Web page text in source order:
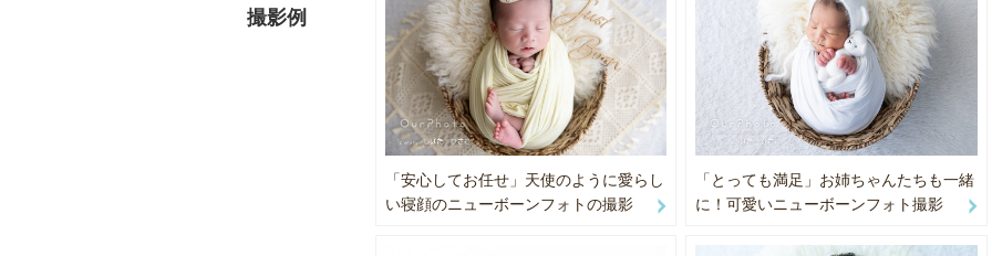
Q3.こちらで用意するものはありますか。
A3.背景やおくるみ、小物（クラウン・ヘッドアクセ・ぬいぐるみ・ウールレター
ちらで用意させていただきます。
また何かご用意いただいたものとの撮影もさせていただております。
2時間枠でご予約いただければ、かごや黒背景、モノクロ仕上げ、お名前プレート
ます。
Q4.家族での撮影は可能ですか。
A4.もちろん一緒に撮影可能です。ぜひ残していただければと思います。白っぽい
メディア掲載など：
産経新聞 2017/2
大阪日日新聞 2018/1
Bplatz「起業家図鑑」2016/10
近畿大阪銀行ママカメラ教室 2017/7
日本公庫主催 STARTUP企画 2017/5
毎日新聞 2019/1
ラジオ大阪 2019/2
撮影例
「安心してお任せ」天使のように愛らし
い寝顔のニューボーンフォトの撮影
「とっても満足」お姉ちゃんたちも一緒
に！可愛いニューボーンフォト撮影